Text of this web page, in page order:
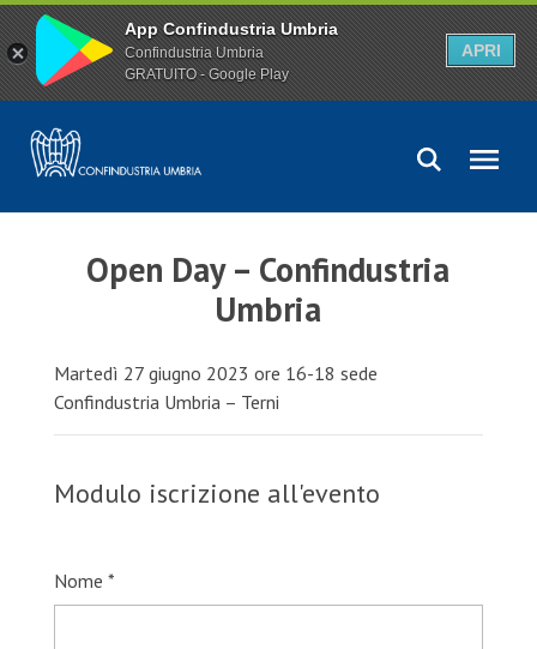
Open Day – Confindustria
Umbria
Martedì 27 giugno 2023 ore 16-18 sede
Confindustria Umbria – Terni
Modulo iscrizione all'evento
Nome *
App Confindustria Umbria
Confindustria Umbria
GRATUITO - Google Play
APRI